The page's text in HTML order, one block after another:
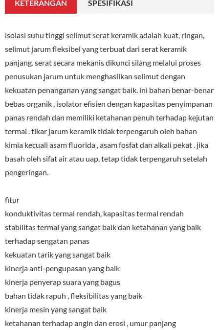
KETERANGAN SPESIFIKASI
isolasi suhu tinggi selimut serat keramik adalah kuat, ringan,
selimut jarum fleksibel yang terbuat dari serat keramik
panjang. serat secara mekanis dikunci silang melalui proses
penusukan jarum untuk menghasilkan selimut dengan
kekuatan penanganan yang sangat baik. ini bahan benar-benar
bebas organik , isolator efisien dengan kapasitas penyimpanan
panas rendah dan memiliki ketahanan penuh terhadap kejutan
termal . tikar jarum keramik tidak terpengaruh oleh bahan
kimia kecuali asam fluorida , asam fosfat dan alkali pekat . jika
basah oleh sifat air atau uap, tetap tidak terpengaruh setelah
pengeringan.
fitur
konduktivitas termal rendah, kapasitas termal rendah
stabilitas termal yang sangat baik dan ketahanan yang baik
terhadap sengatan panas
kekuatan tarik yang sangat baik
kinerja anti-pengupasan yang baik
kinerja penyerap suara yang bagus
bahan tidak rapuh , fleksibilitas yang baik
kinerja mesin yang sangat baik
ketahanan terhadap angin dan erosi , umur panjang